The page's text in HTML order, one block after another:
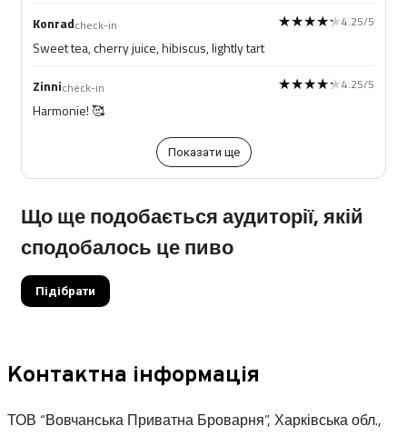
Konradcheck-in ★★★★★
★★★★★4.25/5
Sweet tea, cherry juice, hibiscus, lightly tart
Zinnicheck-in ★★★★★
★★★★★4.25/5
Harmonie! 🥰
Показати ще
Що ще подобається аудиторії, якій
сподобалось це пиво
Підібрати
Контактна інформація
ТОВ “Вовчанська Приватна Броварня”, Харківська обл.,